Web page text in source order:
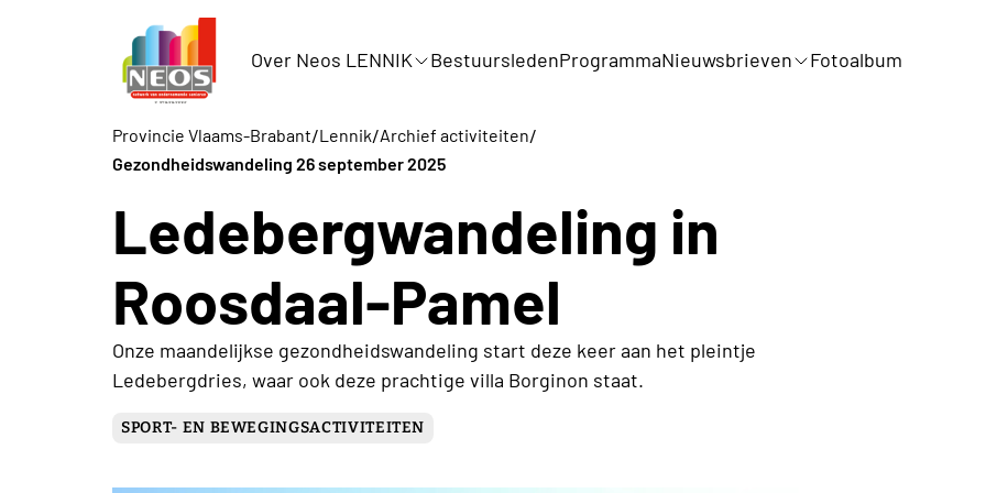
Over Neos LENNIK BestuursledenProgrammaNieuwsbrieven Fotoalbum
Provincie Vlaams-Brabant/Lennik/Archief activiteiten/
Gezondheidswandeling 26 september 2025
Ledebergwandeling in
Roosdaal-Pamel
Onze maandelijkse gezondheidswandeling start deze keer aan het pleintje
Ledebergdries, waar ook deze prachtige villa Borginon staat.
SPORT- EN BEWEGINGSACTIVITEITEN